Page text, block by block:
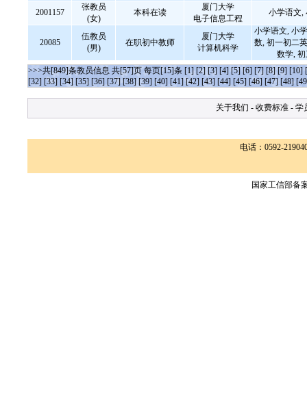
2001157
张教员
(女)
本科在读
厦门大学
电子信息工程
小学语文,
20085
伍教员
(男)
在职初中教师
厦门大学
计算机科学
小学语文, 小
数, 初一初二
数学,
>>>共[849]条教员信息 共[57]页 每页[15]条 [1] [2] [3] [4] [5] [6] [7] [8] [9] [10]
[32] [33] [34] [35] [36] [37] [38] [39] [40] [41] [42] [43] [44] [45] [46] [47] [48]
关于我们 - 收费标准 - 学
电话：0592-
国家工信部备